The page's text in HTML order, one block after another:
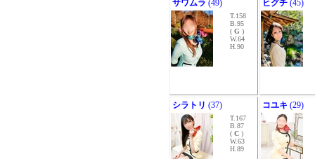
サワムラ (49)
T.158
B.95
( G )
W.64
H.90
ヒグチ (45)
シラトリ (37)
T.167
B.87
( C )
W.63
H.89
コユキ (29)